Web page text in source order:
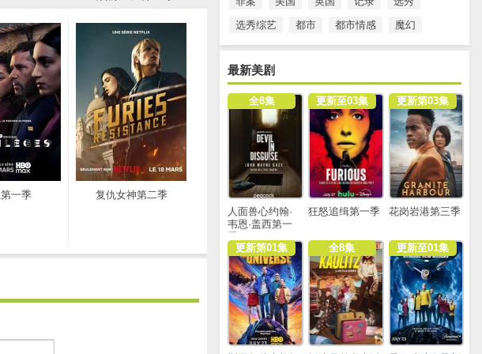
选秀综艺
都市 都市情感 魔幻
最新美剧
全8集
人面兽心约翰·
韦恩·盖西第一
季
更新至03集
狂怒追缉第一季
更新第03集
花岗岩港第三季
更新第01集 全8集 更新至01集
一季 复仇女神第二季